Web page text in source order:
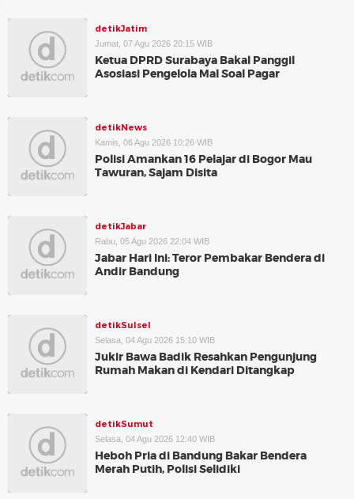
detikJatim
Jumat, 07 Agu 2026 20:15 WIB
Ketua DPRD Surabaya Bakal Panggil
Asosiasi Pengelola Mal Soal Pagar
detikNews
Kamis, 06 Agu 2026 10:26 WIB
Polisi Amankan 16 Pelajar di Bogor Mau
Tawuran, Sajam Disita
detikJabar
Rabu, 05 Agu 2026 22:04 WIB
Jabar Hari Ini: Teror Pembakar Bendera di
Andir Bandung
detikSulsel
Selasa, 04 Agu 2026 15:10 WIB
Jukir Bawa Badik Resahkan Pengunjung
Rumah Makan di Kendari Ditangkap
detikSumut
Selasa, 04 Agu 2026 12:40 WIB
Heboh Pria di Bandung Bakar Bendera
Merah Putih, Polisi Selidiki